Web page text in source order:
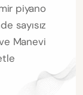
piyano
sayısız
Manevi